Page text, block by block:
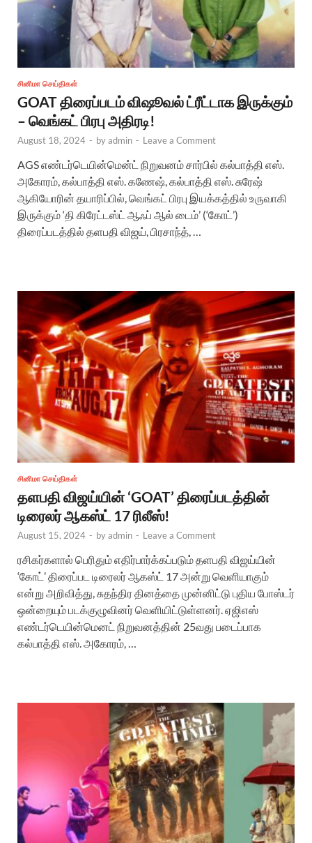
சினிமா செய்திகள்
GOAT திரைப்படம் விஷூவல் ட்ரீட்டாக இருக்கும்
– வெங்கட் பிரபு அதிரடி!
August 18, 2024 - byadmin - Leave a Comment
AGS எண்டர்டெயின்மென்ட் நிறுவனம் சார்பில் கல்பாத்தி எஸ்.
அகோரம், கல்பாத்தி எஸ். கணேஷ், கல்பாத்தி எஸ். சுரேஷ்
ஆகியோரின் தயாரிப்பில், வெங்கட் பிரபு இயக்கத்தில் உருவாகி
இருக்கும் ‘தி கிரேட்டஸ்ட் ஆஃப் ஆல் டைம்’ (‘கோட்’)
திரைப்படத்தில் தளபதி விஜய், பிரசாந்த், …
சினிமா செய்திகள்
தளபதி விஜய்யின் ‘GOAT’ திரைப்படத்தின்
டிரைலர் ஆகஸ்ட் 17 ரிலீஸ்!
August 15, 2024 - byadmin - Leave a Comment
ரசிகர்களால் பெரிதும் எதிர்பார்க்கப்படும் தளபதி விஜய்யின்
‘கோட்’ திரைப்பட டிரைலர் ஆகஸ்ட் 17 அன்று வெளியாகும்
என்று அறிவித்து, சுதந்திர தினத்தை முன்னிட்டு புதிய போஸ்டர்
ஒன்றையும் படக்குழுவினர் வெளியிட்டுள்ளனர். ஏஜிஎஸ்
எண்டர்டெயின்மெனட் நிறுவனத்தின் 25வது படைப்பாக
கல்பாத்தி எஸ். அகோரம், …